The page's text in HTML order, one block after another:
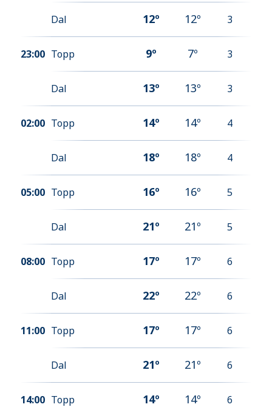
Dal 12º 12º 3
23:00 Topp 9º 7º 3
Dal 13º 13º 3
02:00 Topp 14º 14º 4
Dal 18º 18º 4
05:00 Topp 16º 16º 5
Dal 21º 21º 5
08:00 Topp 17º 17º 6
Dal 22º 22º 6
11:00 Topp 17º 17º 6
Dal 21º 21º 6
14:00 Topp 14º 14º 6